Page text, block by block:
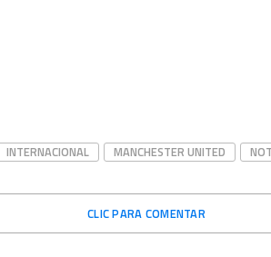
INTERNACIONAL MANCHESTER UNITED
CLIC PARA COMENTAR